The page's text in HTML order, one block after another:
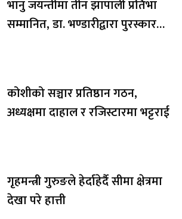
भानु जयन्तीमा तीन झापाली प्रतिभा
सम्मानित, डा. भण्डारीद्वारा पुरस्कार
कोशीको सञ्चार प्रतिष्ठान गठन,
अध्यक्षमा दाहाल र रजिस्टारमा भट्टराई
गृहमन्त्री गुरुङले हेर्दाहेर्दै सीमा क्षेत्रमा
देखा परे हात्ती